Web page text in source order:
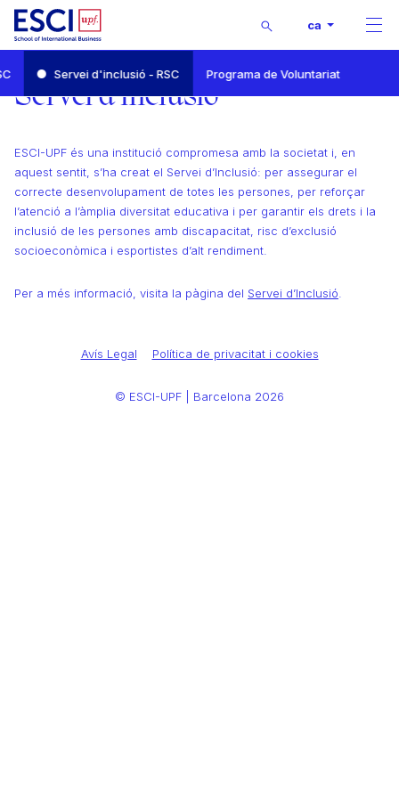
Buscar ca
Responsabilitat Social Corporativa
Servei d'inclusió - RSC
Servei d'inclusió - RSC Programa de Voluntariat
Servei d'inclusió
ESCI-UPF és una institució compromesa amb la societat i, en
aquest sentit, s’ha creat el Servei d’Inclusió: per assegurar el
correcte desenvolupament de totes les persones, per reforçar
l’atenció a l’àmplia diversitat educativa i per garantir els drets i la
inclusió de les persones amb discapacitat, risc d’exclusió
socioeconòmica i esportistes d’alt rendiment.
Per a més informació, visita la pàgina del Servei d’Inclusió
Avís Legal Política de privacitat i cookies
© ESCI-UPF | Barcelona 2026